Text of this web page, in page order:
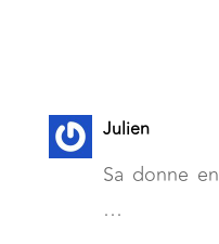
Julien
Sa donne
…